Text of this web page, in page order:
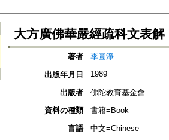
大方廣佛華嚴經疏科文表解
著者
李圓淨
出版年月日
1989
出版者
佛陀教育基金會
資料の種類
書籍=Book
言語
中文=Chinese